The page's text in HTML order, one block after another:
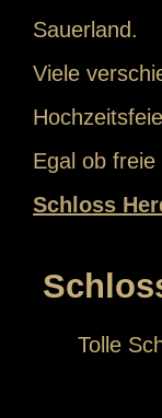
Sauerland.
Viele
Egal ob freie
Schloss
Tolle